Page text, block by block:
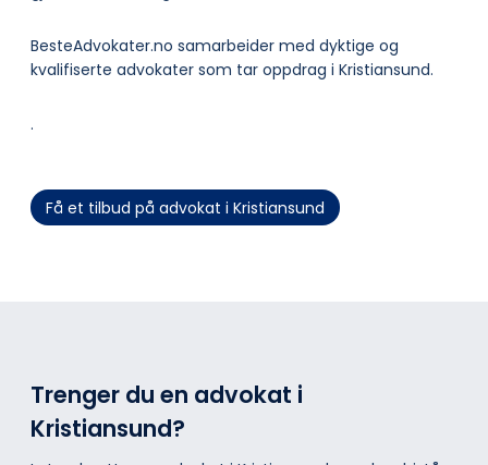
BesteAdvokater.no samarbeider med dyktige og
kvalifiserte advokater som tar oppdrag i Kristiansund.
.
Få et tilbud på advokat i Kristiansund
Trenger du en advokat i
Kristiansund?